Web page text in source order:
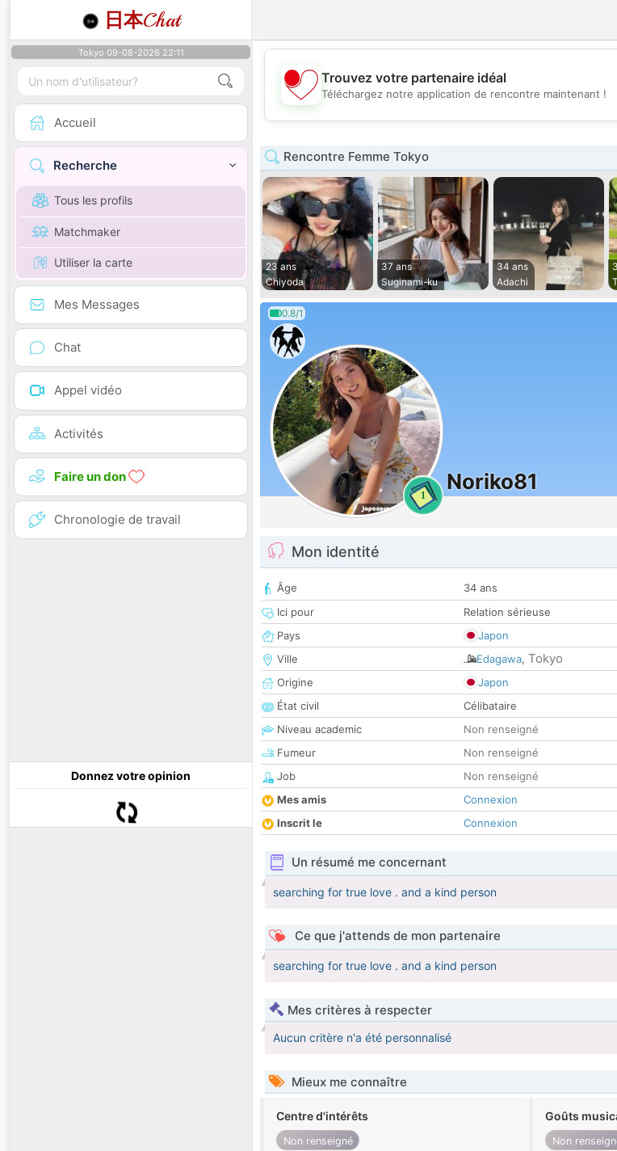
日本Chat
Tokyo 09-08-2026 22:11
Accueil
Recherche
Tous les profils
Matchmaker
Utiliser la carte
Mes Messages
Chat
Appel vidéo
Activités
Faire un don
Chronologie de travail
Donnez votre opinion
💖
Trouvez votre partenaire idéal
Téléchargez notre application de rencontre maintenant !
Rencontre Femme Tokyo
23 ans
Chiyoda
37 ans
Suginami-ku
34 ans
Adachi
0.8/1
1
Noriko81
Mon identité
Âge
34 ans
Ici pour
Relation sérieuse
Pays
Japon
Ville
Edagawa, Tokyo
Origine
Japon
État civil
Célibataire
Niveau academic
Non renseigné
Fumeur
Non renseigné
Job
Non renseigné
Mes amis
Connexion
Inscrit le
Connexion
Un résumé me concernant
searching for true love . and a kind person
Ce que j'attends de mon partenaire
searching for true love . and a kind person
Mes critères à respecter
Aucun critère n'a été personnalisé
Mieux me connaître
Centre d'intérêts
Non renseigné
Goûts
Non